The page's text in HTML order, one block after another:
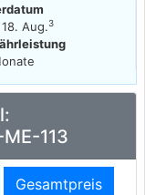
Aug.3
113
Gesamtpreis